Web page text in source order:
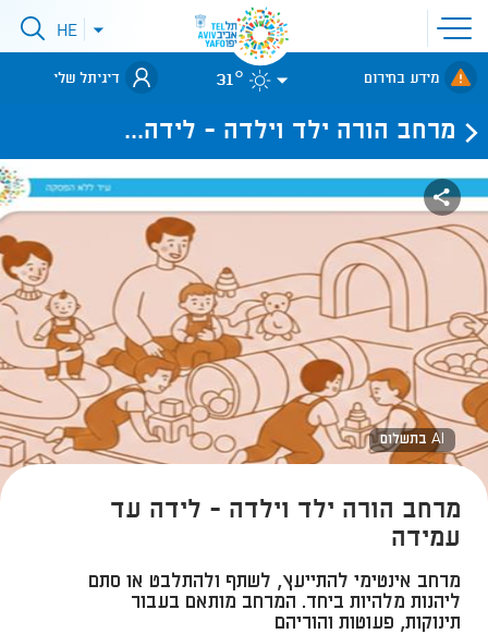
פתיחת
תפריט
אתר
לאתר עיריית
תל-אביב
פתיחתHE
מידע בחירום 31° דיגיתל שלי
מרחב הורה ילד וילדה - לידה...
AI בתשלום
מרחב הורה ילד וילדה - לידה עד
עמידה
מרחב אינטימי להתייעץ, לשתף ולהתלבט או סתם
ליהנות מלהיות ביחד. המרחב מותאם בעבור
תינוקות, פעוטות והוריהם